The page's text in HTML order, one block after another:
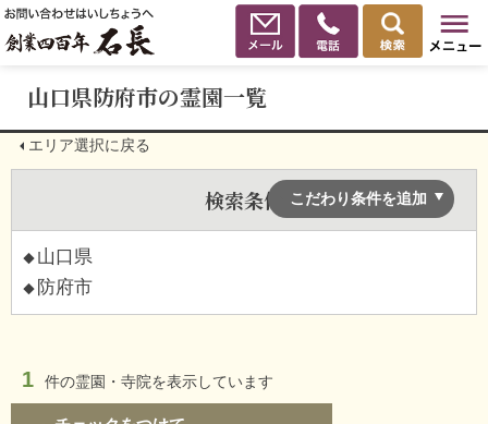
山口県防府市の霊園一覧
エリア選択に戻る
こだわり条件を追加
検索条件
山口県
防府市
1 件の霊園・寺院を表示しています